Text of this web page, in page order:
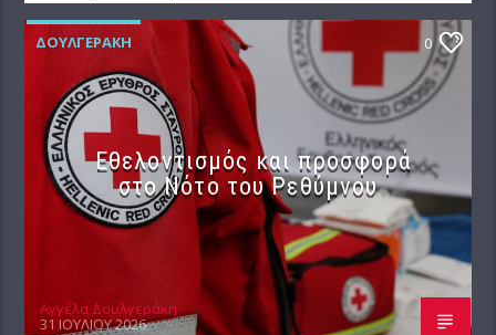
ΔΟΥΛΓΕΡΆΚΗ 0
Εθελοντισμός και προσφορά
στο Νότο του Ρεθύμνου
Αγγέλα Δουλγεράκη
31 ΙΟΥΛΊΟΥ 2026